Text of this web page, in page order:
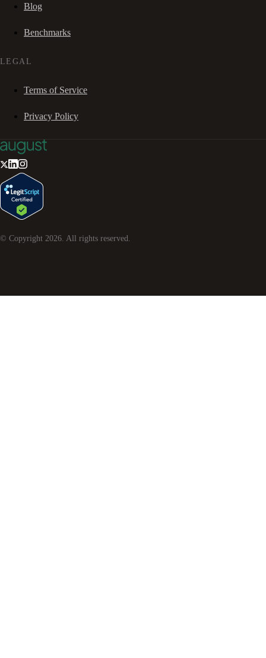
Blog
Benchmarks
LEGAL
Terms of Service
Privacy Policy
© Copyright 2026 . All rights reserved.